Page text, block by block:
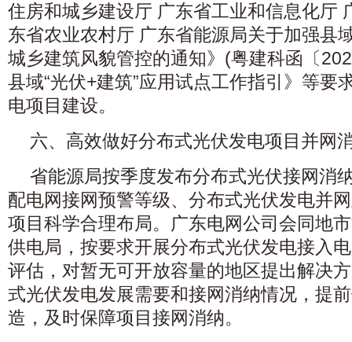
住房和城乡建设厅 广东省工业和信息化厅
东省农业农村厅 广东省能源局关于加强县
城乡建筑风貌管控的通知》(粤建科函〔
县域“光伏+建筑”应用试点工作指引》等要
电项目建设。
六、高效做好分布式光伏发电项目并网
省能源局按季度发布分布式光伏接网消
配电网接网预警等级、分布式光伏发电并
项目科学合理布局。广东电网公司会同地
供电局，按要求开展分布式光伏发电接入
评估，对暂无可开放容量的地区提出解决
式光伏发电发展需要和接网消纳情况，提
造，及时保障项目接网消纳。